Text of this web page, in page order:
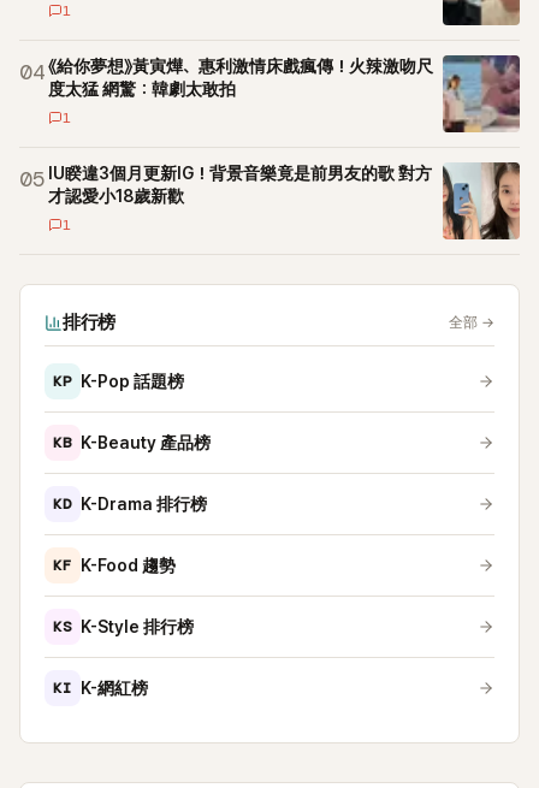
1
04《給你夢想》黃寅燁、惠利激情床戲瘋傳！火辣激吻尺
度太猛 網驚：韓劇太敢拍
1
05 IU睽違3個月更新IG！背景音樂竟是前男友的歌 對方
才認愛小18歲新歡
1
排行榜 全部 →
KP K-Pop 話題榜
KB K-Beauty 產品榜
KD K-Drama 排行榜
KF K-Food 趨勢
KS K-Style 排行榜
KI K-網紅榜